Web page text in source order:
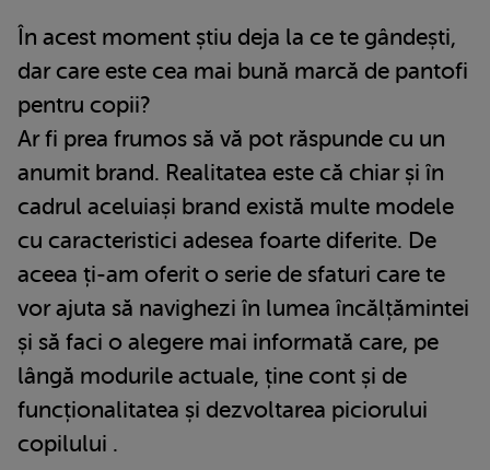
În acest moment știu deja la ce te gândești,
dar care este cea mai bună marcă de pantofi
pentru copii?
Ar fi prea frumos să vă pot răspunde cu un
anumit brand. Realitatea este că chiar și în
cadrul aceluiași brand există multe modele
cu caracteristici adesea foarte diferite. De
aceea ți-am oferit o serie de sfaturi care te
vor ajuta să navighezi în lumea încălțămintei
și să faci o alegere mai informată care, pe
lângă modurile actuale, ține cont și de
funcționalitatea și dezvoltarea piciorului
copilului .